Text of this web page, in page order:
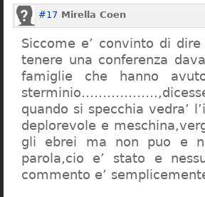
#17 Mirella Coen
Siccome e’ convinto di
tenere una conferenza
famiglie che hanno
quando si specchia vedra’
deplorevole e
gli ebrei ma non puo e
parola,cio e’ stato e
commento e’